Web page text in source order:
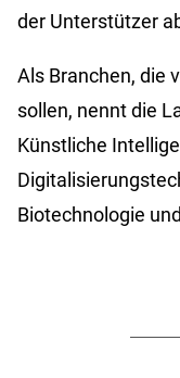
der Unterstützer
Als Branchen, die
sollen, nennt die
Künstliche
Biotechnologie